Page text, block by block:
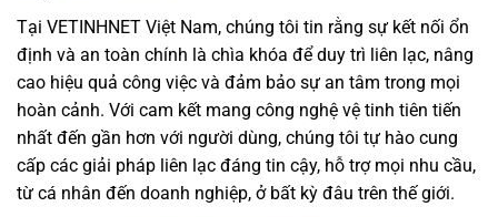
Tại VETINHNET Việt Nam, chúng tôi tin rằng sự kết nối ổn
định và an toàn chính là chìa khóa để duy trì liên lạc, nâng
cao hiệu quả công việc và đảm bảo sự an tâm trong mọi
hoàn cảnh. Với cam kết mang công nghệ vệ tinh tiên tiến
nhất đến gần hơn với người dùng, chúng tôi tự hào cung
cấp các giải pháp liên lạc đáng tin cậy, hỗ trợ mọi nhu cầu,
từ cá nhân đến doanh nghiệp, ở bất kỳ đâu trên thế giới.